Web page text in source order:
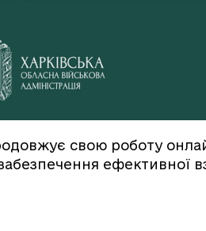
свою роботу
ефективної